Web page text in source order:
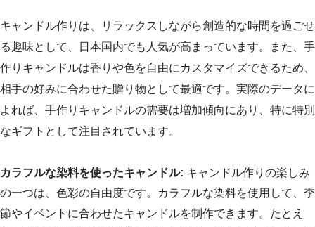
キャンドル作りは、リラックスしながら創造的な時間を過ごせ
る趣味として、日本国内でも人気が高まっています。また、手
作りキャンドルは香りや色を自由にカスタマイズできるため、
相手の好みに合わせた贈り物として最適です。実際のデータに
よれば、手作りキャンドルの需要は増加傾向にあり、特に特別
なギフトとして注目されています。
カラフルな染料を使ったキャンドル: キャンドル作りの楽しみ
の一つは、色彩の自由度です。カラフルな染料を使用して、季
節やイベントに合わせたキャンドルを制作できます。たとえ